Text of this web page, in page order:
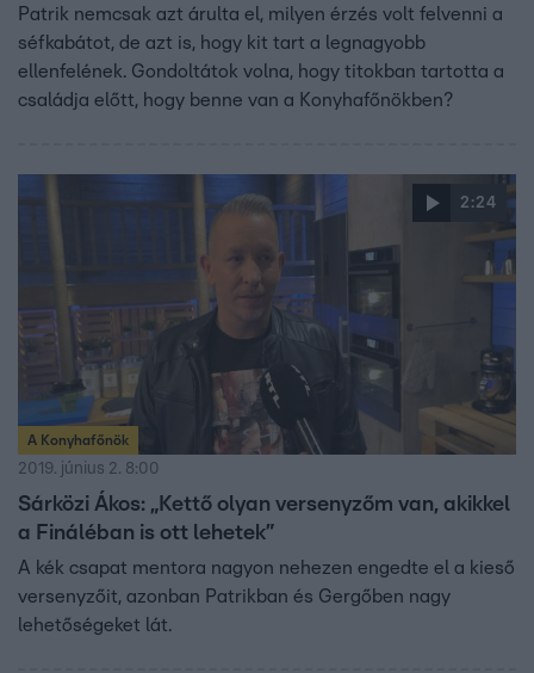
Patrik nemcsak azt árulta el, milyen érzés volt felvenni a
séfkabátot, de azt is, hogy kit tart a legnagyobb
ellenfelének. Gondoltátok volna, hogy titokban tartotta a
családja előtt, hogy benne van a Konyhafőnökben?
2:24
A Konyhafőnök
2019. június 2. 8:00
Sárközi Ákos: „Kettő olyan versenyzőm van, akikkel
a Fináléban is ott lehetek”
A kék csapat mentora nagyon nehezen engedte el a kieső
versenyzőit, azonban Patrikban és Gergőben nagy
lehetőségeket lát.